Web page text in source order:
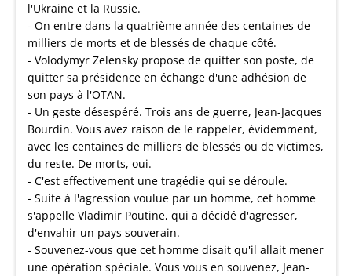
l'Ukraine et la Russie.
- On entre dans la quatrième année des centaines de
milliers de morts et de blessés de chaque côté.
- Volodymyr Zelensky propose de quitter son poste, de
quitter sa présidence en échange d'une adhésion de
son pays à l'OTAN.
- Un geste désespéré. Trois ans de guerre, Jean-Jacques
Bourdin. Vous avez raison de le rappeler, évidemment,
avec les centaines de milliers de blessés ou de victimes,
du reste. De morts, oui.
- C'est effectivement une tragédie qui se déroule.
- Suite à l'agression voulue par un homme, cet homme
s'appelle Vladimir Poutine, qui a décidé d'agresser,
d'envahir un pays souverain.
- Souvenez-vous que cet homme disait qu'il allait mener
une opération spéciale. Vous vous en souvenez, Jean-